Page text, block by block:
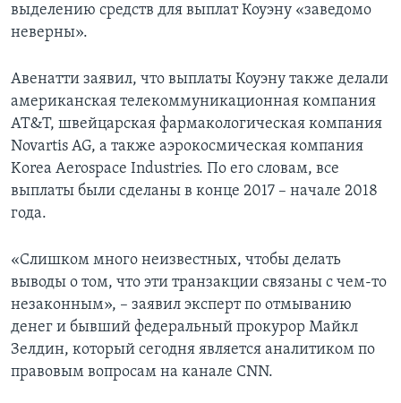
выделению средств для выплат Коуэну «заведомо
неверны».
Авенатти заявил, что выплаты Коуэну также делали
американская телекоммуникационная компания
AT&T, швейцарская фармакологическая компания
Novartis AG, а также аэрокосмическая компания
Korea Aerospace Industries. По его словам, все
выплаты были сделаны в конце 2017 – начале 2018
года.
«Слишком много неизвестных, чтобы делать
выводы о том, что эти транзакции связаны с чем-то
незаконным», – заявил эксперт по отмыванию
денег и бывший федеральный прокурор Майкл
Зелдин, который сегодня является аналитиком по
правовым вопросам на канале CNN.